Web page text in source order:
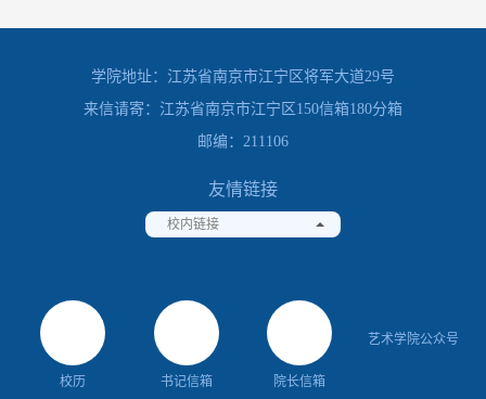
学院地址：江苏省南京市江宁区将军大道29号
来信请寄：江苏省南京市江宁区150信箱180分箱
邮编：211106
友情链接
校内链接
校历 书记信箱 院长信箱
艺术学院公众号